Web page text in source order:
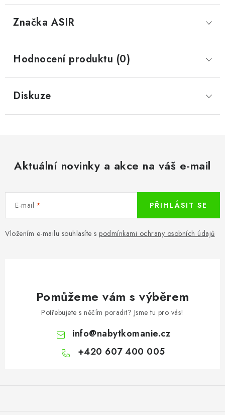
Značka ASIR
Hodnocení produktu (0)
Diskuze
Aktuální novinky a akce na váš e-mail
E-mail
Vložením e-mailu souhlasíte s podmínkami ochrany osobních údajů
PŘIHLÁSIT SE
Pomůžeme vám s výběrem
Potřebujete s něčím poradit? Jsme tu pro vás!
info@nabytkomanie.cz
+420 607 400 005